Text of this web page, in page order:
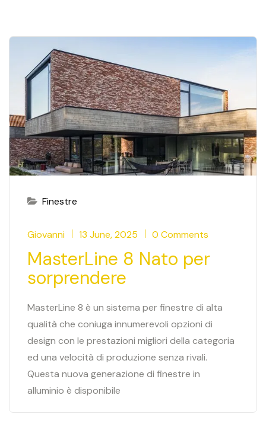
Finestre
Giovanni 13 June, 2025 0 Comments
MasterLine 8 Nato per
sorprendere
MasterLine 8 è un sistema per finestre di alta
qualità che coniuga innumerevoli opzioni di
design con le prestazioni migliori della categoria
ed una velocità di produzione senza rivali.
Questa nuova generazione di finestre in
alluminio è disponibile